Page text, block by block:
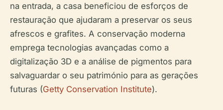
na entrada, a casa beneficiou de esforços de
restauração que ajudaram a preservar os seus
afrescos e grafites. A conservação moderna
emprega tecnologias avançadas como a
digitalização 3D e a análise de pigmentos para
salvaguardar o seu património para as gerações
futuras (Getty Conservation Institute).